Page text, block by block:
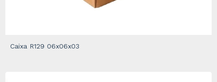
Caixa R129 06x06x03